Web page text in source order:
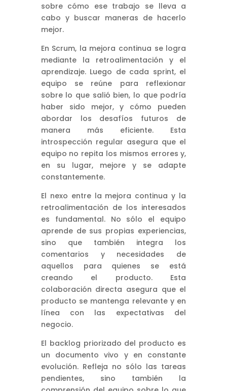
sobre cómo ese trabajo se lleva a
cabo y buscar maneras de hacerlo
mejor.
En Scrum, la mejora continua se logra
mediante la retroalimentación y el
aprendizaje. Luego de cada sprint, el
equipo se reúne para reflexionar
sobre lo que salió bien, lo que podría
haber sido mejor, y cómo pueden
abordar los desafíos futuros de
manera más eficiente. Esta
introspección regular asegura que el
equipo no repita los mismos errores y,
en su lugar, mejore y se adapte
constantemente.
El nexo entre la mejora continua y la
retroalimentación de los interesados
es fundamental. No sólo el equipo
aprende de sus propias experiencias,
sino que también integra los
comentarios y necesidades de
aquellos para quienes se está
creando el producto. Esta
colaboración directa asegura que el
producto se mantenga relevante y en
línea con las expectativas del
negocio.
El backlog priorizado del producto es
un documento vivo y en constante
evolución. Refleja no sólo las tareas
pendientes, sino también la